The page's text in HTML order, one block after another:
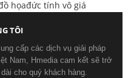
họađức tính vô giá
TÔI
cấp các dịch vụ giải pháp
Nam, Hmedia cam kết sẽ trở
cho quý khách hàng.